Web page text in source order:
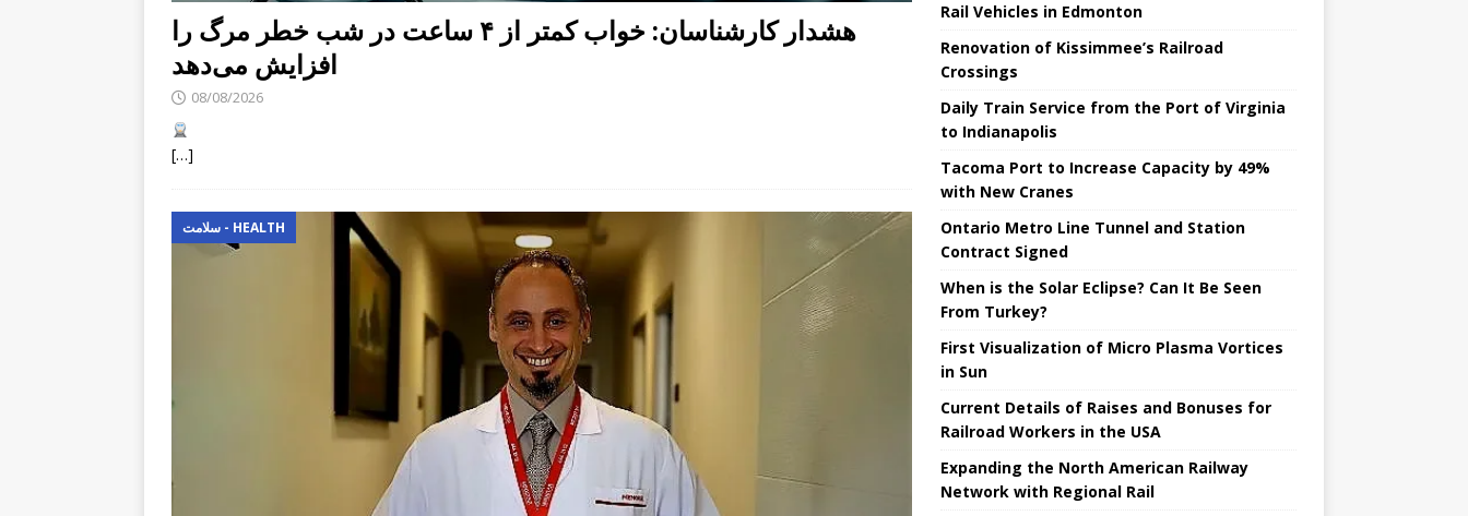
هشدار کارشناسان: خواب کمتر از ۴ ساعت در شب خطر مرگ را
افزایش می‌دهد
08/08/2026
[…]
سلامت - HEALTH
Rail Vehicles in Edmonton
Renovation of Kissimmee’s Railroad
Crossings
Daily Train Service from the Port of Virginia
to Indianapolis
Tacoma Port to Increase Capacity by 49%
with New Cranes
Ontario Metro Line Tunnel and Station
Contract Signed
When is the Solar Eclipse? Can It Be Seen
From Turkey?
First Visualization of Micro Plasma Vortices
in Sun
Current Details of Raises and Bonuses for
Railroad Workers in the USA
Expanding the North American Railway
Network with Regional Rail